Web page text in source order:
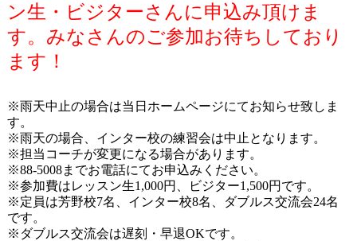
ン生・ビジターさんに申込み頂けま
す。みなさんのご参加お待ちしており
ます！
※雨天中止の場合は当日ホームページにてお知らせ致しま
す。
※雨天の場合、インター校の練習会は中止となります。
※担当コーチが変更になる場合があります。
※88-5008までお電話にてお申込みください。
※参加費はレッスン生1,000円、ビジター1,500円です。
※定員は芳野校7名、インター校8名、ダブルス交流会24名
です。
※ダブルス交流会は遅刻・早退OKです。